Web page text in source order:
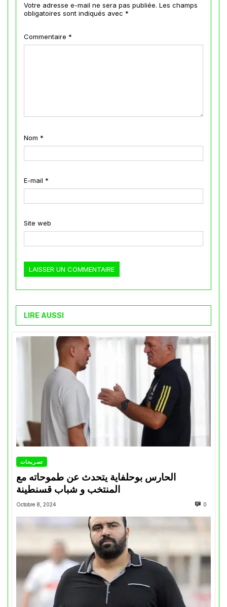
Votre adresse e-mail ne sera pas publiée. Les champs
obligatoires sont indiqués avec *
Commentaire *
Nom *
E-mail *
Site web
LIRE AUSSI
تصريحات
الحارس بوحلفاية يتحدث عن طموحاته مع
المنتخب و شباب قسنطينة
Octobre 8, 2024 0